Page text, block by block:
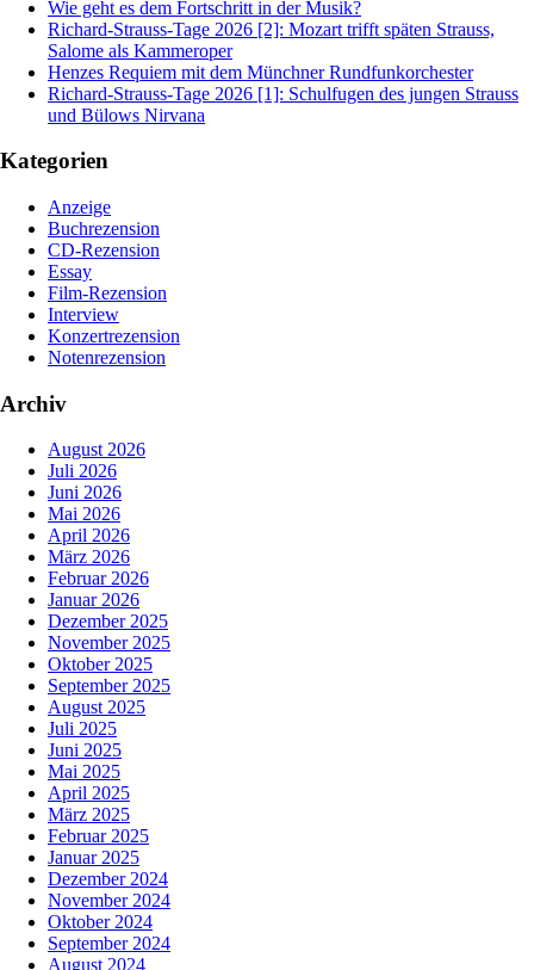
Wie geht es dem Fortschritt in der Musik?
Richard-Strauss-Tage 2026 [2]: Mozart trifft späten Strauss,
Salome als Kammeroper
Henzes Requiem mit dem Münchner Rundfunkorchester
Richard-Strauss-Tage 2026 [1]: Schulfugen des jungen Strauss
und Bülows Nirvana
Kategorien
Anzeige
Buchrezension
CD-Rezension
Essay
Film-Rezension
Interview
Konzertrezension
Notenrezension
Archiv
August 2026
Juli 2026
Juni 2026
Mai 2026
April 2026
März 2026
Februar 2026
Januar 2026
Dezember 2025
November 2025
Oktober 2025
September 2025
August 2025
Juli 2025
Juni 2025
Mai 2025
April 2025
März 2025
Februar 2025
Januar 2025
Dezember 2024
November 2024
Oktober 2024
September 2024
August 2024